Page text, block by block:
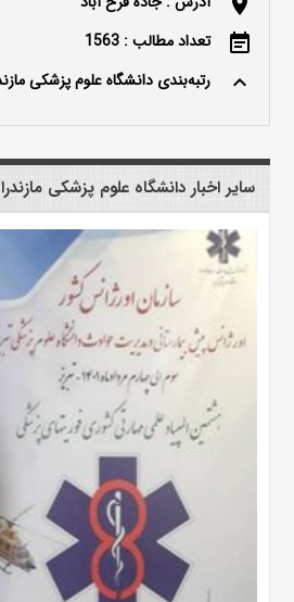
event_note تعداد مطالب : 1563
keyboard_arrow_up رتبه‌بندی دانشگاه علوم پزشکی
سایر اخبار دانشگاه علوم پزشکی